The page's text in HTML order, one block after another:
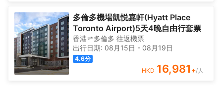
普森紀念公園。 亨利馬歇爾娛樂中心常年都有活動舉行，主
要年度活動，如多倫多國際電影節就是在此舉行。 Nuit
Blanche、Gay Pride 大遊行和聖誕老人遊行，總有一樣您喜
歡的活動。 55% 當地居民是非加拿大公民，我們歡迎來自加
拿大其他地區和美國探親的客人。室內泳池於 2019 年全新
翻修，現已開放！
您入住需求的同時又能增添家的温馨感。倘若您在忙碌的一
天後想在自己的客房內放鬆，提供24小時熱水和吹風機的客
房浴室是不錯的選擇。可以去酒店酒吧，舒適的環境，可供
您休憩放鬆。除了這些酒店內提供的餐飲服務，離酒店不遠
處Kupfert & Kim - Spadina（素食）供應的Cauliflower
Tahini和Ago Bistro（其他）、Café Boulud Toronto（Café
Boulud）（法國菜）的美食，也是來這座城市出行不容錯過
多倫多機場凱悦嘉軒(Hyatt Place
Toronto Airport)5天4晚自由行套票
香港 多倫多 往返機票
出行日期: 08月15日 - 08月19日
4.6分
HKD 16,981 +/人